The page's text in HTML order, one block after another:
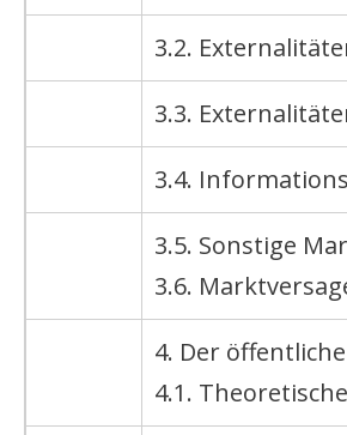
3.2.
3.3.
3.4.
3.5. Sonstige
3.6.
4. Der
4.1.